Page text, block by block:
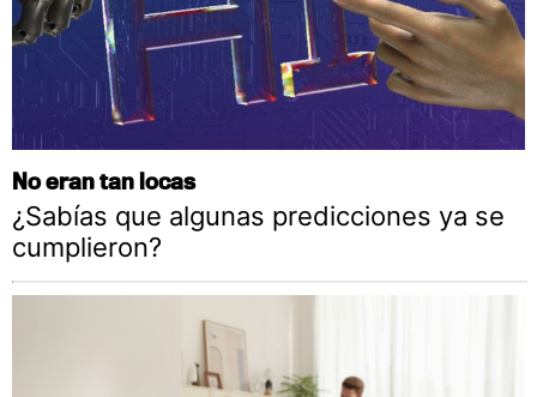
No eran tan locas
¿Sabías que algunas predicciones ya se
cumplieron?